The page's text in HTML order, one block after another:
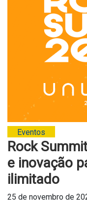
Eventos
Rock
e inovação
ilimitado
25 de novembro de